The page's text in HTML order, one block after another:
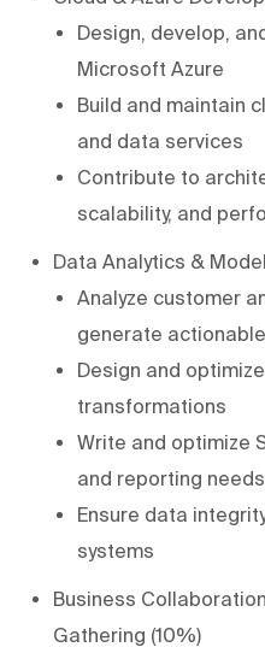
Design, develop,
Microsoft Azure
Build and maintain
and data services
Contribute to
scalability, and
Data Analytics &
Analyze customer
generate
Design and
transformations
Write and optimize
and reporting needs
Ensure data
systems
Business
Gathering (10%)